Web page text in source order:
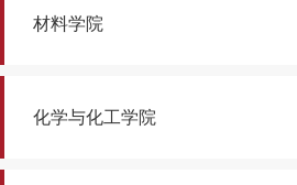
材料学院
化学与化工学院